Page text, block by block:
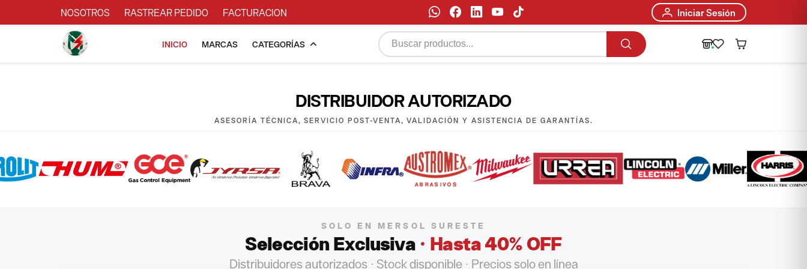
NOSOTROS RASTREAR PEDIDO FACTURACION Iniciar Sesión
INICIO MARCAS CATEGORÍAS
DISTRIBUIDOR AUTORIZADO
ASESORÍA TÉCNICA, SERVICIO POST-VENTA, VALIDACIÓN Y ASISTENCIA DE GARANTÍAS.
SOLO EN MERSOL SURESTE
Selección Exclusiva · Hasta 40% OFF
Distribuidores autorizados · Stock disponible · Precios solo en línea